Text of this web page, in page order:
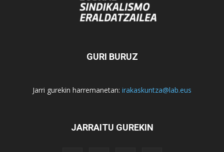
GURI BURUZ
Jarri gurekin harremanetan: irakaskuntza@lab.eus
JARRAITU GUREKIN